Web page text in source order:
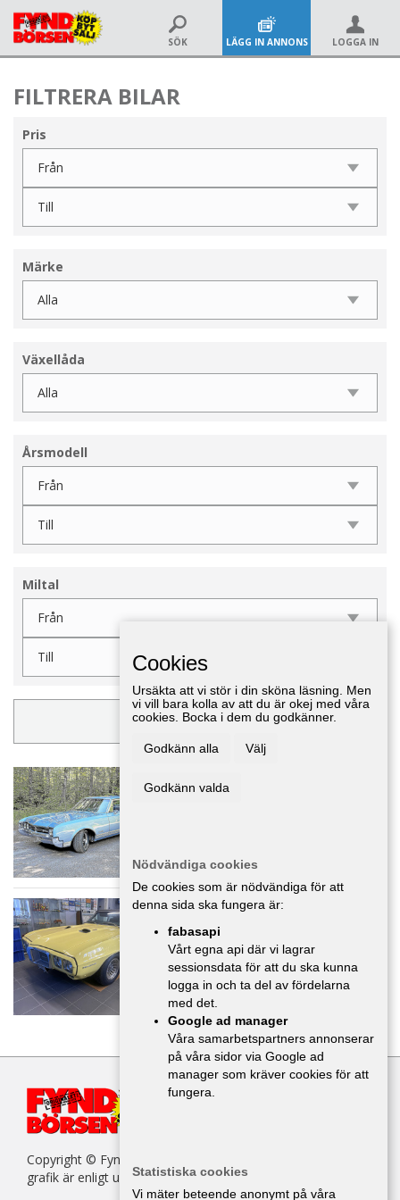
SÖK LÄGG IN ANNONS LOGGA IN
FILTRERA BILAR
Pris
Märke
Växellåda
Årsmodell
Miltal
UPPDATERA FILTER
Pontiac Firebird 400 -69
Bilar,Skaraborg
365 000 :-
Copyright © Fyndbörsen. All kopiering av texter, bilder eller
grafik är enligt upphovsrättslagen förbjuden.
Cookies
Ursäkta att vi stör i din sköna läsning. Men
vi vill bara kolla av att du är okej med våra
cookies. Bocka i dem du godkänner.
Godkänn alla Välj
Godkänn valda
Nödvändiga cookies
De cookies som är nödvändiga för att
denna sida ska fungera är:
fabasapi
Vårt egna api där vi lagrar
sessionsdata för att du ska kunna
logga in och ta del av fördelarna
med det.
Google ad manager
Våra samarbetspartners annonserar
på våra sidor via Google ad
manager som kräver cookies för att
fungera.
Statistiska cookies
Vi mäter beteende anonymt på våra